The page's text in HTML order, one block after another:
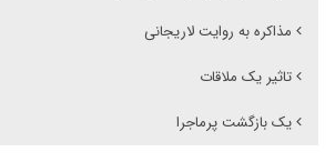
مذاکره به روایت لاریجانی
تاثیر یک ملاقات
یک بازگشت پر‌ماجرا